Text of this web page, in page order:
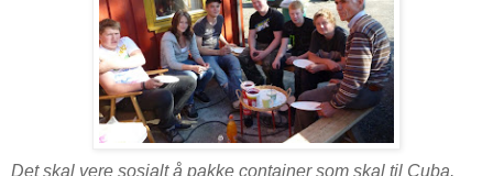
Det skal vere sosialt å pakke container som skal til Cuba.